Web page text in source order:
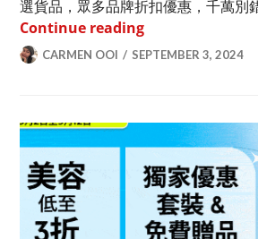
選貨品，眾多品牌折扣優惠，千萬別
Continue readingZALORA 9.9購
CARMEN OOI SEPTEMBER 3, 2024